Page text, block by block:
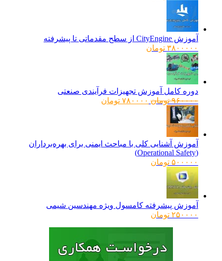
آموزش CityEngine از سطح مقدماتی تا پیشرفته
۳۸۰۰۰۰۰ تومان
دوره کامل آموزش تجهیزات فرآیندی صنعتی
۹۶۰۰۰۰ تومانقیمت
۷۸۰۰۰۰ تومانقیمت
آموزش آشنایی کلی با مباحث ایمنی برای بهره‌برداران
۵۰۰۰۰۰ تومان
آموزش پیشرفته کامسول ویژه مهندسین شیمی
۲۵۰۰۰۰ تومان